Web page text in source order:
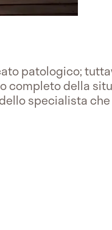
patologico;
completo della
specialista